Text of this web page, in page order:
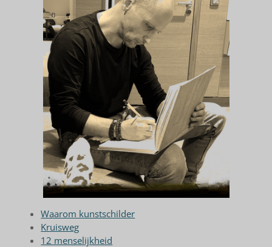
Waarom kunstschilder
Kruisweg
12 menselijkheid